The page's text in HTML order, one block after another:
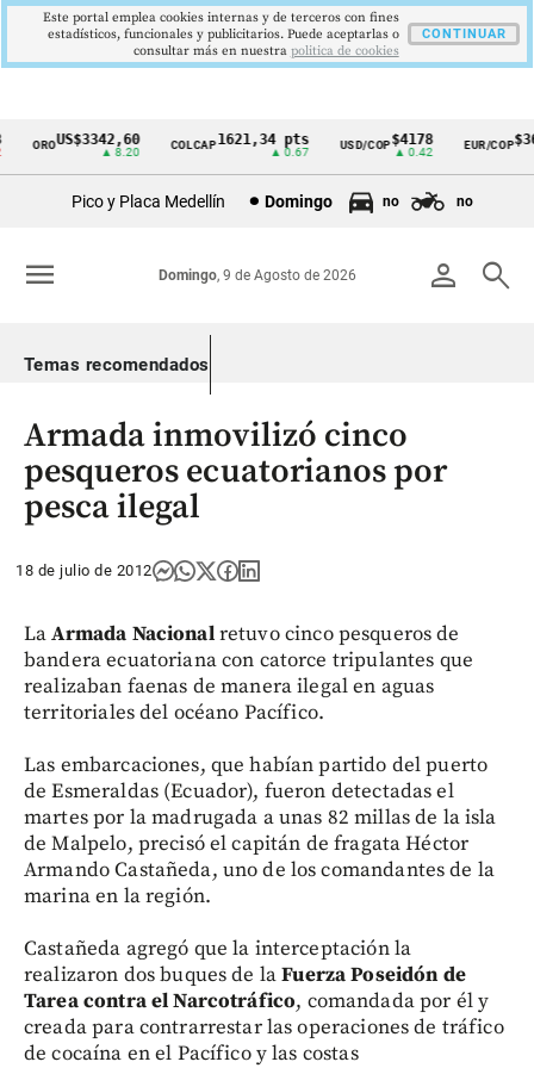
Cintillo
Colombia
OROUS$3342,60
▲ 8.20
COLCAP1621,34 pts
▲ 0.67
USD/COP$4178
▲ 0.42
EUR/COP
Pico y Placa Medellín Domingo no no
person search
Domingo, 9 de Agosto de 2026
menu
Temas recomendados
Armada inmovilizó cinco
pesqueros ecuatorianos por
pesca ilegal
18 de julio de 2012
LaArmada Nacionalretuvo cinco pesqueros de
bandera ecuatoriana con catorce tripulantes que
realizaban faenas de manera ilegal en aguas
territoriales del océano Pacífico.
Las embarcaciones, que habían partido del puerto
de Esmeraldas (Ecuador), fueron detectadas el
martes por la madrugada a unas 82 millas de la isla
de Malpelo, precisó el capitán de fragata Héctor
Armando Castañeda, uno de los comandantes de la
marina en la región.
Castañeda agregó que la interceptación la
realizaron dos buques de laFuerza Poseidón de
Tarea contra el Narcotráfico, comandada por él y
creada para contrarrestar las operaciones de tráfico
de cocaína en el Pacífico y las costas
Este portal emplea cookies internas y de terceros con fines
estadísticos, funcionales y publicitarios. Puede aceptarlas o
consultar más en nuestra politica de cookies
CONTINUAR